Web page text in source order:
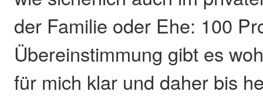
der Familie oder Ehe: 100
Übereinstimmung gibt es
für mich klar und daher bis